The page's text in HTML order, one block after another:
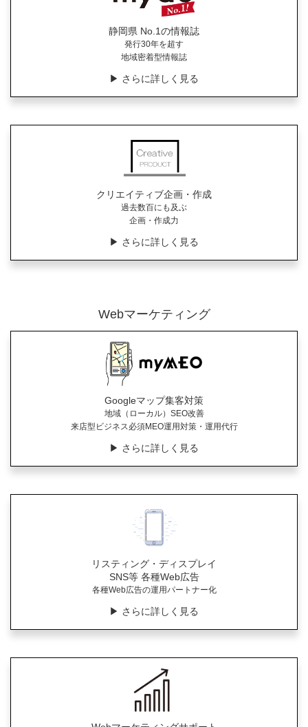
静岡県 No.1の情報誌
発行30年を超す
地域密着型情報誌
▶︎ さらに詳しく見る
クリエイティブ企画・作成
過去数百にも及ぶ
企画・作成力
▶︎ さらに詳しく見る
Webマーケティング
Googleマップ集客対策
地域（ローカル）SEO改善
来店型ビジネス必須MEO運用対策・運用代行
▶︎ さらに詳しく見る
リスティング・ディスプレイ
SNS等 各種Web広告
各種Web広告の運用パートナー化
▶︎ さらに詳しく見る